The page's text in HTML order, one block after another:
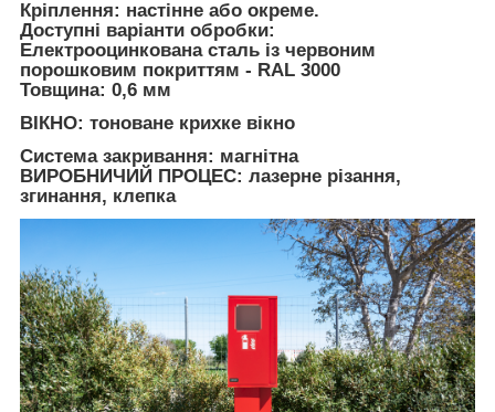
Кріплення: настінне або окреме.
Доступні варіанти обробки:
Електрооцинкована сталь із червоним
порошковим покриттям - RAL 3000
Товщина: 0,6 мм
ВІКНО: тоноване крихке вікно
Система закривання: магнітна
ВИРОБНИЧИЙ ПРОЦЕС: лазерне різання,
згинання, клепка